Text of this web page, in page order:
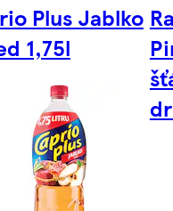
Plus Jablko
1,75l